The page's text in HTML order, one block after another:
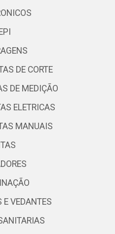
EPI
DE CORTE
DE MEDIÇÃO
ELETRICAS
MANUAIS
E VEDANTES